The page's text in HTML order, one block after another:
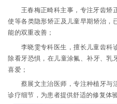
王春梅正畸科主事，专注牙齿矫
使等各类隐形矫正及儿童早期矫治，
能的双重改善；
李晓雯专科医生，擅长儿童齿科
除看牙恐惧，在儿童涂氟、补牙、乳
喜爱；
蔡展文主治医师，专注种植牙与
诊疗细节，为患者提供舒适的修复体验